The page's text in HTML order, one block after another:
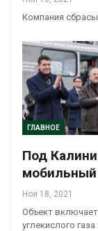
Компания
ГЛАВНОЕ
Под
мобильный
Ноя 18, 2021
Объект
углекислого